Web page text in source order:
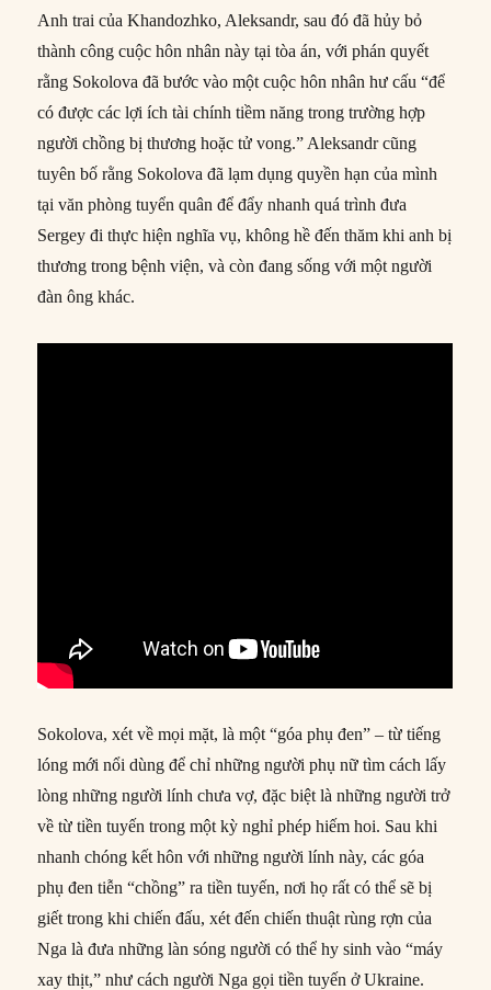
Anh trai của Khandozhko, Aleksandr, sau đó đã hủy bỏ
thành công cuộc hôn nhân này tại tòa án, với phán quyết
rằng Sokolova đã bước vào một cuộc hôn nhân hư cấu “để
có được các lợi ích tài chính tiềm năng trong trường hợp
người chồng bị thương hoặc tử vong.” Aleksandr cũng
tuyên bố rằng Sokolova đã lạm dụng quyền hạn của mình
tại văn phòng tuyển quân để đẩy nhanh quá trình đưa
Sergey đi thực hiện nghĩa vụ, không hề đến thăm khi anh bị
thương trong bệnh viện, và còn đang sống với một người
đàn ông khác.
Sokolova, xét về mọi mặt, là một “góa phụ đen” – từ tiếng
lóng mới nổi dùng để chỉ những người phụ nữ tìm cách lấy
lòng những người lính chưa vợ, đặc biệt là những người trở
về từ tiền tuyến trong một kỳ nghỉ phép hiếm hoi. Sau khi
nhanh chóng kết hôn với những người lính này, các góa
phụ đen tiễn “chồng” ra tiền tuyến, nơi họ rất có thể sẽ bị
giết trong khi chiến đấu, xét đến chiến thuật rùng rợn của
Nga là đưa những làn sóng người có thể hy sinh vào “máy
xay thịt,” như cách người Nga gọi tiền tuyến ở Ukraine.